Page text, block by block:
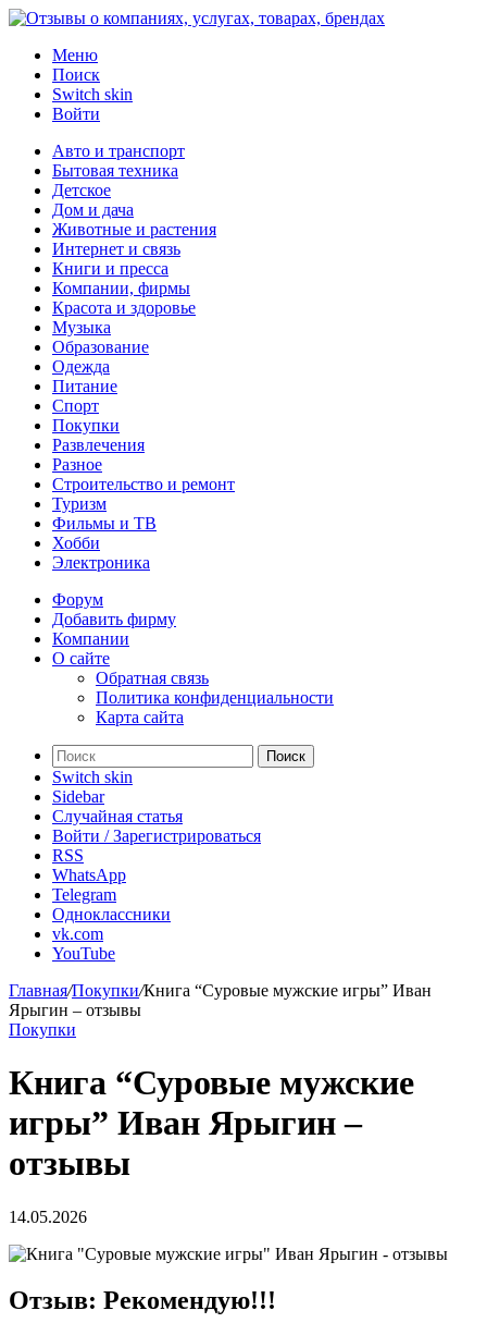
Меню
Поиск
Switch skin
Войти
Авто и транспорт
Бытовая техника
Детское
Дом и дача
Животные и растения
Интернет и связь
Книги и пресса
Компании, фирмы
Красота и здоровье
Музыка
Образование
Одежда
Питание
Спорт
Покупки
Развлечения
Разное
Строительство и ремонт
Туризм
Фильмы и ТВ
Хобби
Электроника
Форум
Добавить фирму
Компании
О сайте
Обратная связь
Политика конфиденциальности
Карта сайта
Поиск
Switch skin
Sidebar
Случайная статья
Войти / Зарегистрироваться
RSS
WhatsApp
Telegram
Одноклассники
vk.com
YouTube
Главная/Покупки/Книга “Суровые мужские игры” Иван
Ярыгин – отзывы
Покупки
Книга “Суровые мужские
игры” Иван Ярыгин –
отзывы
14.05.2026
Отзыв: Рекомендую!!!